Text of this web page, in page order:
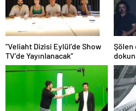
“Veliaht Dizisi Eylül’de Show
TV’de Yayınlanacak”
Şölen